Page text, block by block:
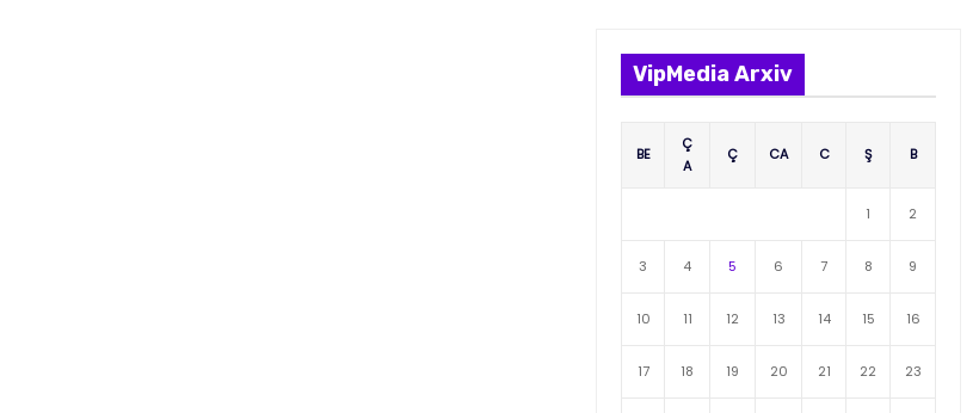
VipMedia Arxiv
BE
Ç
A
Ç CA C Ş B
1 2
3 4 5 6 7 8 9
10 11 12 13 14 15 16
17 18 19 20 21 22 23